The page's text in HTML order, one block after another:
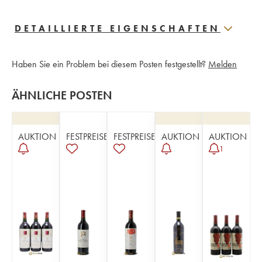
DETAILLIERTE EIGENSCHAFTEN
Haben Sie ein Problem bei diesem Posten festgestellt? Melden
ÄHNLICHE POSTEN
AUKTION FESTPREISE FESTPREISE AUKTION AUKTION
1